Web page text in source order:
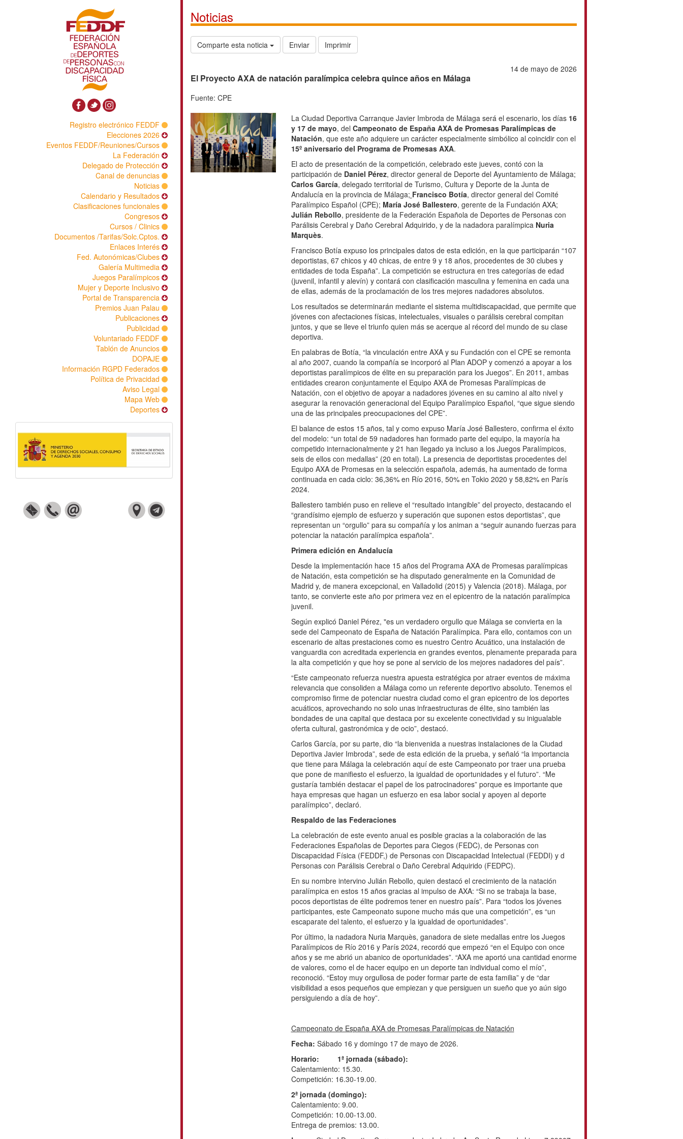
Registro electrónico FEDDF
Elecciones 2026
Eventos FEDDF/Reuniones/Cursos
La Federación
Delegado de Protección
Canal de denuncias
Calendario y Resultados
Clasificaciones funcionales
Documentos /Tarifas/Solc.Cptos.
Fed. Autonómicas/Clubes
Juegos Paralímpicos
Mujer y Deporte Inclusivo
Portal de Transparencia
Voluntariado FEDDF
Información RGPD Federados
Política de Privacidad
Comparte esta noticia
14 de mayo de 2026
El Proyecto AXA de natación paralímpica celebra quince años en Málaga
La Ciudad Deportiva Carranque Javier Imbroda de Málaga será el
escenario, los días 16 y 17 de mayo , delCampeonato de España
AXA de Promesas Paralímpicas de Natación, que este año adquiere
un carácter especialmente simbólico al coincidir con el
del Programa de Promesas AXA .
El acto de presentación de la competición, celebrado este jueves, contó
con la participación deDaniel Pérez, director general de Deporte del
Ayuntamiento de Málaga;Carlos García, delegado territorial de
Turismo, Cultura y Deporte de la Junta de Andalucía en la provincia de
Málaga; Francisco Botía, director general del Comité Paralímpico
Español (CPE);María José Ballestero, gerente de la Fundación AXA;
Personas con Parálisis Cerebral y Daño Cerebral Adquirido, y de la
nadadora paralímpicaNuria Marquès.
Francisco Botía expuso los principales datos de esta edición, en la que
participarán “107 deportistas, 67 chicos y 40 chicas, de entre 9 y 18
años, procedentes de 30 clubes y entidades de toda España”. La
competición se estructura en tres categorías de edad (juvenil, infantil y
alevín) y contará con clasificación masculina y femenina en cada una
de ellas, además de la proclamación de los tres mejores nadadores
absolutos.
Los resultados se determinarán mediante el sistema multidiscapacidad,
que permite que jóvenes con afectaciones físicas, intelectuales,
visuales o parálisis cerebral compitan juntos, y que se lleve el triunfo
quien más se acerque al récord del mundo de su clase deportiva.
En palabras de Botía, “la vinculación entre AXA y su Fundación con el
CPE se remonta al año 2007, cuando la compañía se incorporó al Plan
ADOP y comenzó a apoyar a los deportistas paralímpicos de élite en su
preparación para los Juegos”. En 2011, ambas entidades crearon
conjuntamente el Equipo AXA de Promesas Paralímpicas de Natación,
con el objetivo de apoyar a nadadores jóvenes en su camino al alto
nivel y asegurar la renovación generacional del Equipo Paralímpico
Español, “que sigue siendo una de las principales preocupaciones del
CPE”.
confirma el éxito del modelo: “un total de 59 nadadores han formado
parte del equipo, la mayoría ha competido internacionalmente y 21 han
llegado ya incluso a los Juegos Paralímpicos, seis de ellos con
medallas” (20 en total). La presencia de deportistas procedentes del
Equipo AXA de Promesas en la selección española, además, ha
aumentado de forma continuada en cada ciclo: 36,36% en Río 2016,
50% en Tokio 2020 y 58,82% en París 2024.
Ballestero también puso en relieve el “resultado intangible” del
proyecto, destacando el “grandísimo ejemplo de esfuerzo y superación
que suponen estos deportistas”, que representan un “orgullo” para su
natación paralímpica española”.
Primera edición en Andalucía
Desde la implementación hace 15 años del Programa AXA de
Promesas paralímpicas de Natación, esta competición se ha disputado
generalmente en la Comunidad de Madrid y, de manera excepcional,
en Valladolid (2015) y Valencia (2018). Málaga, por tanto, se convierte
este año por primera vez en el epicentro de la natación paralímpica
juvenil.
Según explicó Daniel Pérez, "es un verdadero orgullo que Málaga se
convierta en la sede del Campeonato de España de Natación
Paralímpica. Para ello, contamos con un escenario de altas
prestaciones como es nuestro Centro Acuático, una instalación de
vanguardia con acreditada experiencia en grandes eventos,
plenamente preparada para la alta competición y que hoy se pone al
servicio de los mejores nadadores del país”.
“Este campeonato refuerza nuestra apuesta estratégica por atraer
eventos de máxima relevancia que consoliden a Málaga como un
referente deportivo absoluto. Tenemos el compromiso firme de
potenciar nuestra ciudad como el gran epicentro de los deportes
acuáticos, aprovechando no solo unas infraestructuras de élite, sino
también las bondades de una capital que destaca por su excelente
conectividad y su inigualable oferta cultural, gastronómica y de ocio”,
destacó.
Carlos García, por su parte, dio “la bienvenida a nuestras instalaciones
de la Ciudad Deportiva Javier Imbroda”, sede de esta edición de la
prueba, y señaló “la importancia que tiene para Málaga la celebración
aquí de este Campeonato por traer una prueba que pone de manifiesto
el esfuerzo, la igualdad de oportunidades y el futuro”. “Me gustaría
también destacar el papel de los patrocinadores” porque es importante
que haya empresas que hagan un esfuerzo en esa labor social y
apoyen al deporte paralímpico”, declaró.
Respaldo de las Federaciones
La celebración de este evento anual es posible gracias a la
colaboración de las Federaciones Españolas de Deportes para Ciegos
(FEDC), de Personas con Discapacidad Física (FEDDF,) de Personas
En su nombre intervino Julián Rebollo, quien destacó el crecimiento de
la natación paralímpica en estos 15 años gracias al impulso de AXA: “Si
no se trabaja la base, pocos deportistas de élite podremos tener en
nuestro país”. Para “todos los jóvenes participantes, este Campeonato
supone mucho más que una competición”, es “un escaparate del
talento, el esfuerzo y la igualdad de oportunidades”.
Por último, la nadadora Nuria Marquès, ganadora de siete medallas
entre los Juegos Paralímpicos de Río 2016 y París 2024, recordó que
empezó “en el Equipo con once años y se me abrió un abanico de
oportunidades”. “AXA me aportó una cantidad enorme de valores,